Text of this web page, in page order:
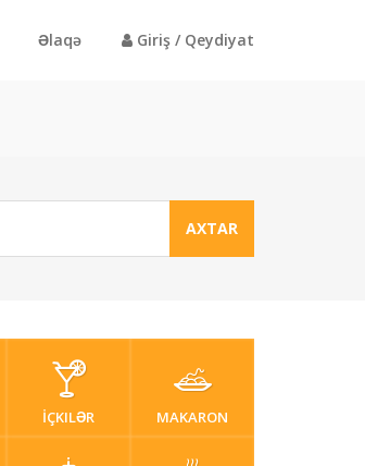
Əlaqə Giriş / Qeydiyat
AXTAR
İÇKILƏR MAKARON